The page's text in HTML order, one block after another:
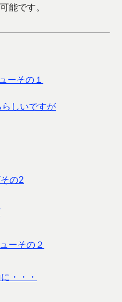
能です。
ーその１
らしいですが
の2
ーその２
・・・